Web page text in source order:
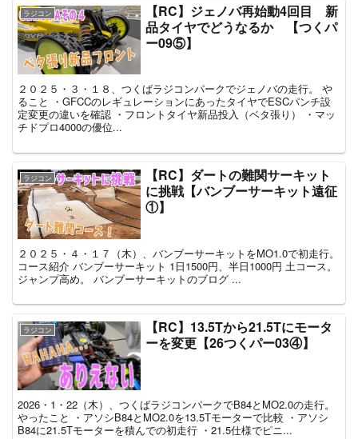
ラジコン
【RC】ジェノバ再始動4回目 新
品タイヤでどうなるか 【つくパ
ー09⑤】
２０２５・３・１８、つくばラジコンパークでジェノバの走行。 や
ること ・GFCCのレギュレーションにあったタイヤでESCパンチ設
定変更の違いを確認 ・フロントタイヤ新品投入（ベタ張り） ・マッ
チドプロ4000の優位...
ラジコン
【RC】ダートの難関サーキット
に挑戦【バンブーサーキット遠征
①】
２０２５・４・１７（木）、バンブーサーキットをMO1.0で初走行。
コース紹介 バンブーサーキット 1日1500円、半日1000円 土コース。
ジャンプ高め。 バンブーサーキットのブログ ...
ラジコン
【RC】13.5Tから21.5Tにモータ
ーを変更【26つくパー03④】
2026・1・22（木）、つくばラジコンパークでB84とMO2.0の走行。
やったこと ・アソシB84とMO2.0を13.5Tモーターで比較 ・アソシ
B84に21.5Tモーターを積んでの初走行 ・21.5仕様でピニ...